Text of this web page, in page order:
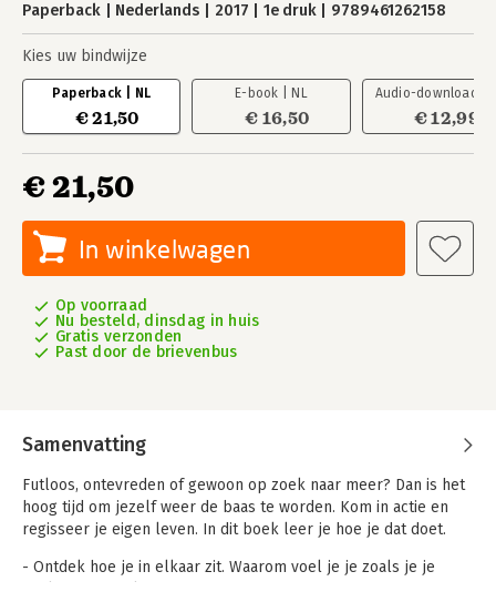
Paperback Nederlands 2017 1e druk 9789461262158
Kies uw bindwijze
Paperback | NL
€ 21,50
E-book | NL
€ 16,50
Audio-download |
€ 12,99
€ 21,50
In winkelwagen
Op voorraad
Nu besteld, dinsdag in huis
Gratis verzonden
Past door de brievenbus
Samenvatting
Futloos, ontevreden of gewoon op zoek naar meer? Dan is het
hoog tijd om jezelf weer de baas te worden. Kom in actie en
regisseer je eigen leven. In dit boek leer je hoe je dat doet.
- Ontdek hoe je in elkaar zit. Waarom voel je je zoals je je